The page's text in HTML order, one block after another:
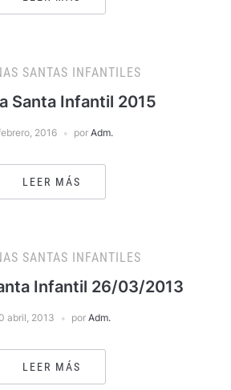
SANTAS INFANTILES
Santa Infantil 2015
2016 por Adm.
LEER MÁS
SANTAS INFANTILES
Infantil 26/03/2013
abril, 2013 por Adm.
LEER MÁS